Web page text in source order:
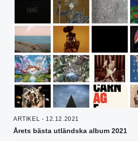
ARTIKEL - 12.12.2021
Årets bästa utländska album 2021